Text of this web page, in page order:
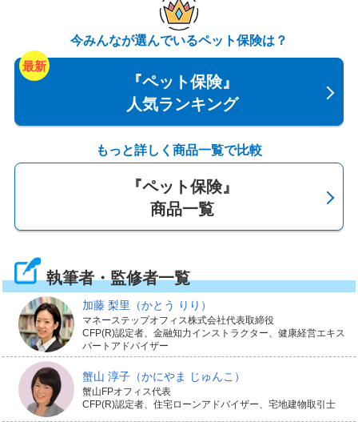
えで、ペット保険を検討してみてはいかがでしょうか。
今みんなが選んでいるペット保険は？
『ペット保険』
人気ランキング
もっと詳しく商品一覧で比較
『ペット保険』
商品一覧
執筆者・監修者一覧
加藤 梨里 （かとう りり）
マネーステップオフィス株式会社代表取締役
CFP(R)認定者、金融知力インストラクター、健康経営エキス
パートアドバイザー
蟹山 淳子 （かにやま じゅんこ）
蟹山FPオフィス代表
CFP(R)認定者、住宅ローンアドバイザー、宅地建物取引士